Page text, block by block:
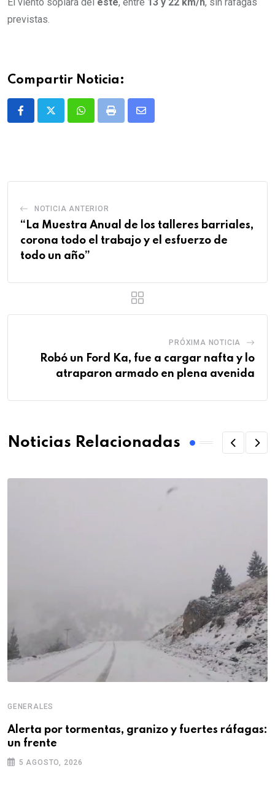
previstas.
Compartir Noticia:
WhatsappPrint
Share
NOTICIA ANTERIOR
“La Muestra Anual de los talleres barriales,
corona todo el trabajo y el esfuerzo de
todo un año”
PRÓXIMA NOTICIA
Robó un Ford Ka, fue a cargar nafta y lo
atraparon armado en plena avenida
Noticias Relacionadas
GENERALES
Alerta por tormentas, granizo y fuertes ráfagas:
un frente
5 AGOSTO, 2026